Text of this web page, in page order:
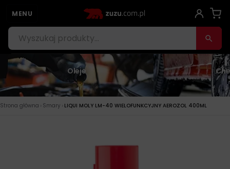
MENU
Oleje
Strona główna › Smary › LIQUI MOLY LM-40 WIELOFUNKCYJNY AEROZOL 400ML